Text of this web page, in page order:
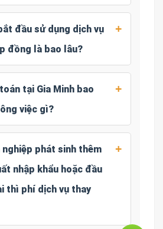
đầu sử dụng dịch vụ
đồng là bao lâu?
tại Gia Minh bao
việc gì?
nghiệp phát sinh thêm
nhập khẩu hoặc đầu
thì phí dịch vụ thay